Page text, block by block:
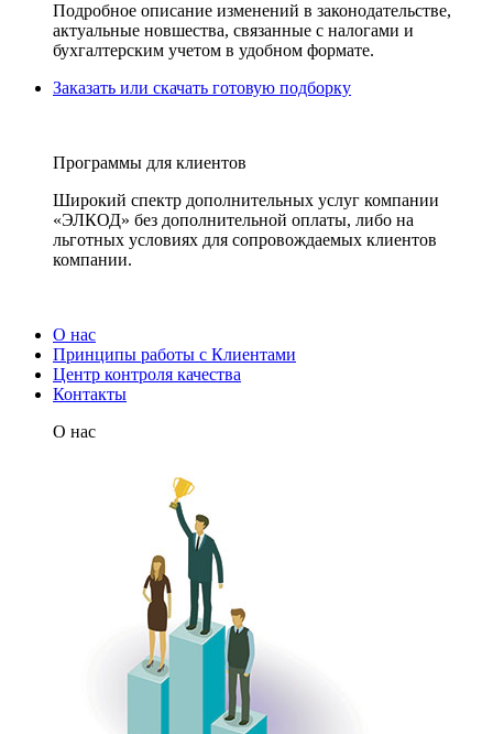
Подробное описание изменений в законодательстве,
актуальные новшества, связанные с налогами и
бухгалтерским учетом в удобном формате.
Заказать или скачать готовую подборку
Программы для клиентов
Широкий спектр дополнительных услуг компании
«ЭЛКОД» без дополнительной оплаты, либо на
льготных условиях для сопровождаемых клиентов
компании.
О нас
Принципы работы с Клиентами
Центр контроля качества
Контакты
О нас